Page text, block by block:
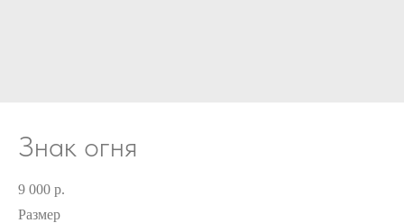
Знак огня
9 000 р.
Размер